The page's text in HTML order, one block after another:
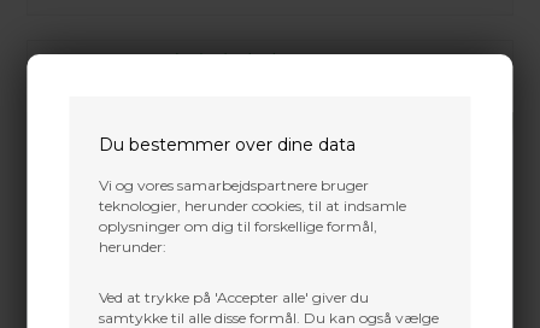
Du bestemmer over dine data
Vi og vores samarbejdspartnere bruger
teknologier, herunder cookies, til at indsamle
oplysninger om dig til forskellige formål,
herunder:
Ved at trykke på 'Accepter alle' giver du
samtykke til alle disse formål. Du kan også vælge